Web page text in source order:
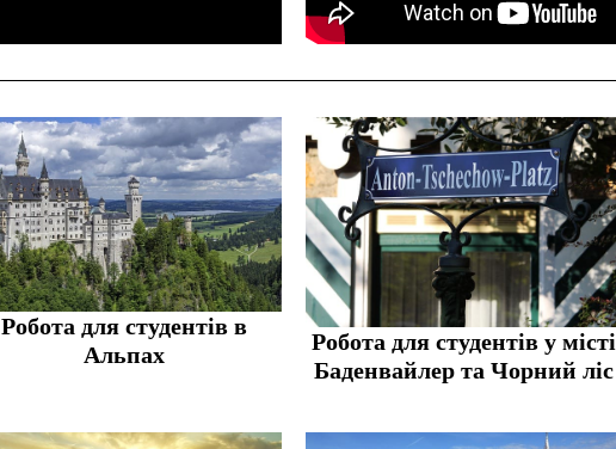
Робота для студентів в
Альпах
Робота для студентів у місті
Баденвайлер та Чорний ліс